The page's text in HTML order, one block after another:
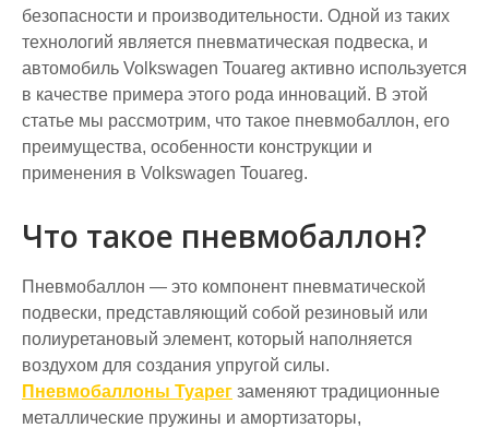
безопасности и производительности. Одной из таких
технологий является пневматическая подвеска, и
автомобиль Volkswagen Touareg активно используется
в качестве примера этого рода инноваций. В этой
статье мы рассмотрим, что такое пневмобаллон, его
преимущества, особенности конструкции и
применения в Volkswagen Touareg.
Что такое пневмобаллон?
Пневмобаллон — это компонент пневматической
подвески, представляющий собой резиновый или
полиуретановый элемент, который наполняется
воздухом для создания упругой силы.
Пневмобаллоны Туарег заменяют традиционные
металлические пружины и амортизаторы,